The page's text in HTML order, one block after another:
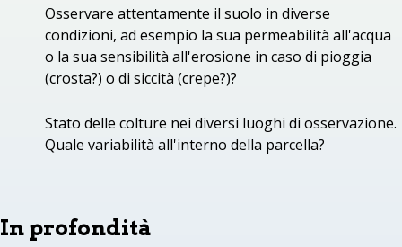
Osservare attentamente il suolo in diverse
condizioni, ad esempio la sua permeabilità all'acqua
o la sua sensibilità all'erosione in caso di pioggia
(crosta?) o di siccità (crepe?)?
Stato delle colture nei diversi luoghi di osservazione.
Quale variabilità all'interno della parcella?
In profondità